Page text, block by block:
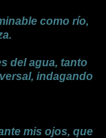
como río,
del agua, tanto
indagando
mis ojos, que